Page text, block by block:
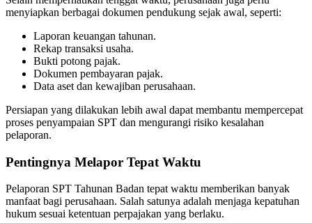
menyiapkan berbagai dokumen pendukung sejak awal, seperti:
Laporan keuangan tahunan.
Rekap transaksi usaha.
Bukti potong pajak.
Dokumen pembayaran pajak.
Data aset dan kewajiban perusahaan.
Persiapan yang dilakukan lebih awal dapat membantu mempercepat
proses penyampaian SPT dan mengurangi risiko kesalahan
pelaporan.
Pentingnya Melapor Tepat Waktu
Pelaporan SPT Tahunan Badan tepat waktu memberikan banyak
manfaat bagi perusahaan. Salah satunya adalah menjaga kepatuhan
hukum sesuai ketentuan perpajakan yang berlaku.